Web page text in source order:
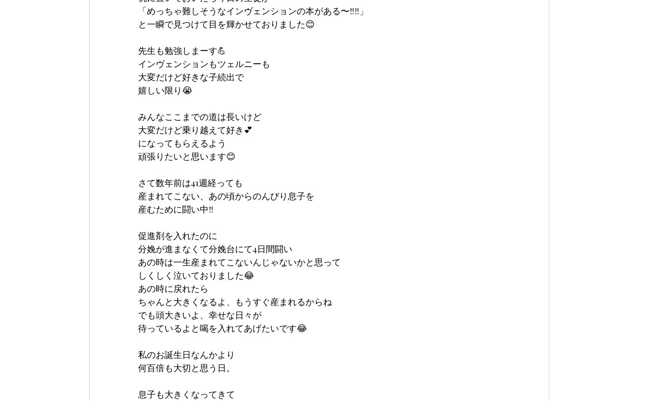
「めっちゃ難しそうなインヴェンションの本がある〜‼️‼️」
と一瞬で見つけて目を輝かせておりました😊
先生も勉強しまーす💪
インヴェンションもツェルニーも
大変だけど好きな子続出で
嬉しい限り😭
みんなここまでの道は長いけど
大変だけど乗り越えて好き💕
になってもらえるよう
頑張りたいと思います😊
さて数年前は41週経っても
産まれてこない、あの頃からのんびり息子を
産むために闘い中‼️
促進剤を入れたのに
分娩が進まなくて分娩台にて4日間闘い
あの時は一生産まれてこないんじゃないかと思って
しくしく泣いておりました😂
あの時に戻れたら
ちゃんと大きくなるよ、もうすぐ産まれるからね
でも頭大きいよ、幸せな日々が
待っているよと喝を入れてあげたいです😂
私のお誕生日なんかより
何百倍も大切と思う日。
息子も大きくなってきて